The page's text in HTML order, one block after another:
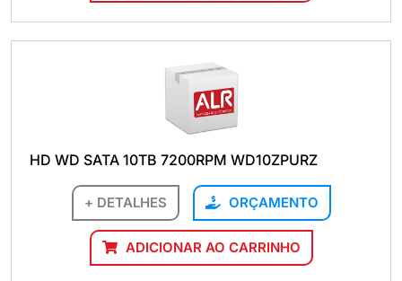
HD WD SATA 10TB 7200RPM WD10ZPURZ
+ DETALHES ORÇAMENTO
ADICIONAR AO CARRINHO